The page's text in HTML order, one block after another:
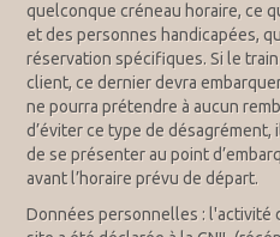
quelconque créneau horaire, ce
et des personnes handicapées,
réservation spécifiques. Si le
client, ce dernier devra
ne pourra prétendre à aucun
d’éviter ce type de
de se présenter au point
avant l’horaire prévu de départ.
Données personnelles : l'activité